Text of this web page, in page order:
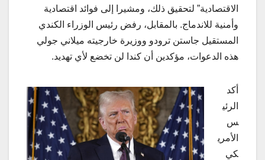
الاقتصادية” لتحقيق ذلك، ومشيرا إلى فوائد اقتصادية
وأمنية للاندماج. بالمقابل، رفض رئيس الوزراء الكندي
المستقيل جاستن ترودو ووزيرة خارجيته ميلاني جولي
هذه الدعوات، مؤكدين أن كندا لن تخضع لأي تهديد.
أكد
الرئي
س
الأمري
كي